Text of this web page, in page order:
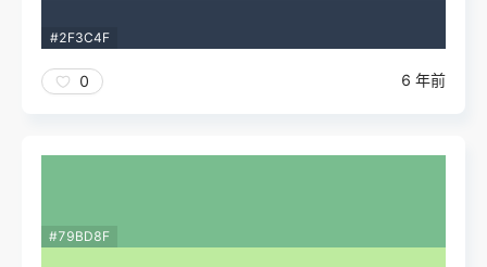
#2F3C4F
0 6 年前
#79BD8F